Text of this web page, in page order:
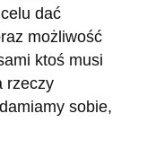
dać
możliwość
ktoś musi
rzeczy
sobie,